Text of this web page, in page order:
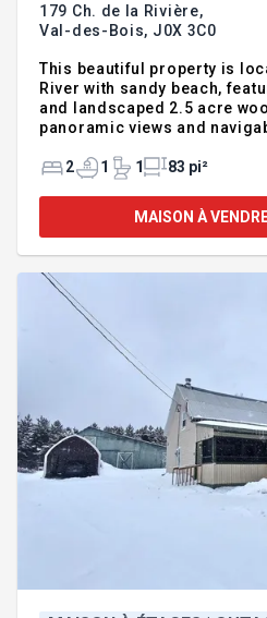
179 Ch. de la Rivière,
Val-des-Bois, J0X 3C0
This beautiful property is
River with sandy beach,
and landscaped 2.5 acre
panoramic views and
commodities. The house
to the basement. It
presents a unique
near snowmobile and ATV
terrain with mature and frui
2 1 1 83 pi²
MAISON À